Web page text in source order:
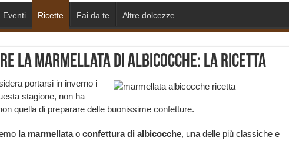
Eventi Ricette Fai da te Altre dolcezze
la marmellata di albicocche: la ricetta
portarsi in inverno i
stagione, non ha
quella di preparare delle buonissime confetture.
la marmellataoconfettura di albicocche, una delle più classiche e